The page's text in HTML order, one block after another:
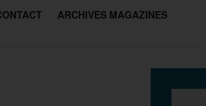
ARCHIVES MAGAZINES